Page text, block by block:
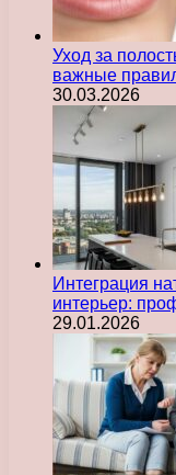
Уход за
важные
30.03.2026
Интеграция
интерьер:
29.01.2026